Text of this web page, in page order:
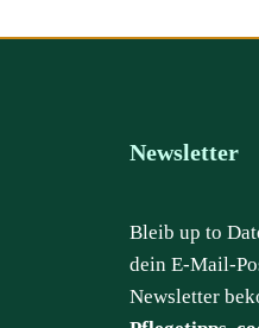
Newsletter
Bleib up to
dein E-Mail-
Newsletter